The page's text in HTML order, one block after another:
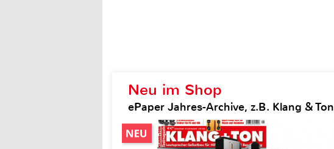
Neu im Shop
ePaper Jahres-Archive, z.B. Klang & Ton